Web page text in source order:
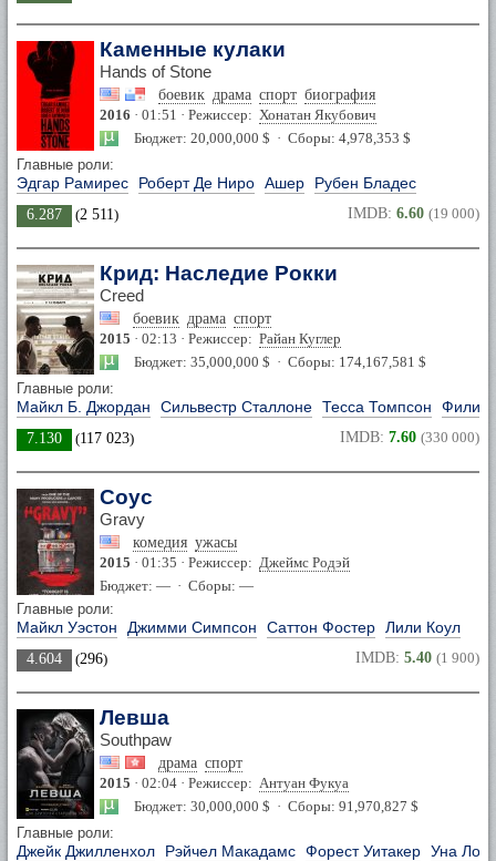
Каменные кулаки
Hands of Stone
боевик драма спорт биография
2016 · 01:51 · Режиссер: Хонатан Якубович
Бюджет: 20,000,000 $ · Сборы: 4,978,353 $
Главные роли:
Эдгар Рамирес Роберт Де Ниро Ашер Рубен Бладес
6.287 (2 511) IMDB: 6.60 (19 000)
Крид: Наследие Рокки
Creed
боевик драма спорт
2015 · 02:13 · Режиссер: Райан Куглер
Бюджет: 35,000,000 $ · Сборы: 174,167,581 $
Главные роли:
Майкл Б. Джордан Сильвестр Сталлоне Тесса Томпсон
7.130 (117 023) IMDB: 7.60 (330 000)
Соус
Gravy
комедия ужасы
2015 · 01:35 · Режиссер: Джеймс Родэй
Бюджет: — · Сборы: —
Главные роли:
Майкл Уэстон Джимми Симпсон Саттон Фостер Лили Коул
4.604 (296) IMDB: 5.40 (1 900)
Левша
Southpaw
драма спорт
2015 · 02:04 · Режиссер: Антуан Фукуа
Бюджет: 30,000,000 $ · Сборы: 91,970,827 $
Главные роли:
Джейк Джилленхол Рэйчел Макадамс Форест Уитакер Уна